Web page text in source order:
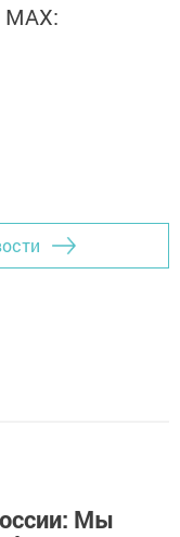
MАХ:
Мы